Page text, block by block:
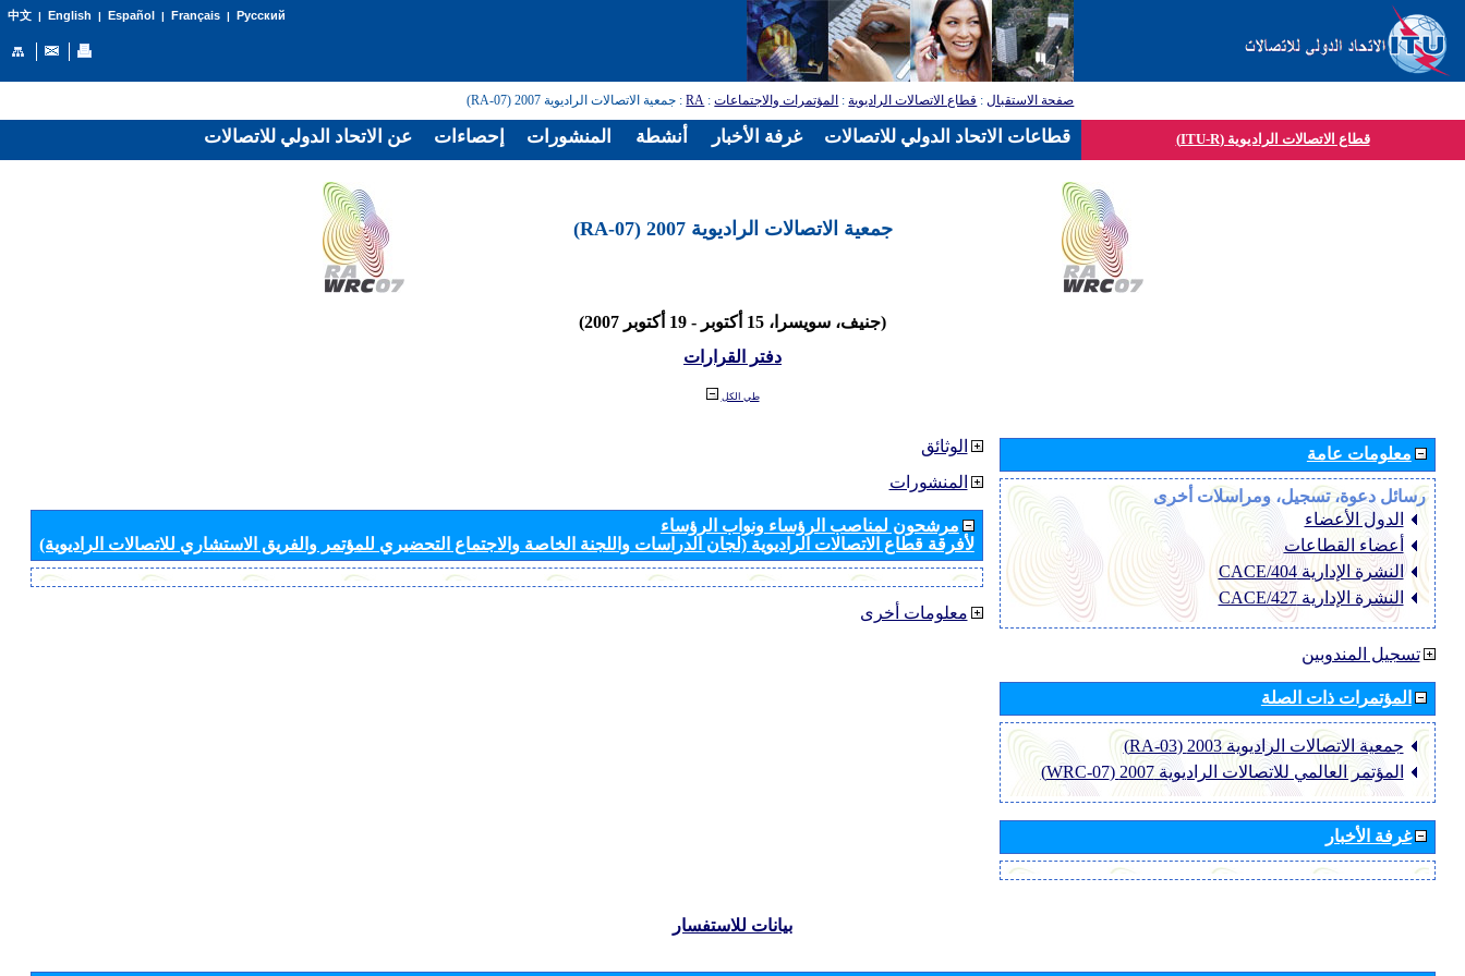
中文| English | Español | Français| Русский
صفحة الاستقبال: قطاع الاتصالات الراديوية: المؤتمرات والاجتماعات:
RA: جمعية الاتصالات الراديوية 2007 (RA-07)
قطاع الاتصالات الراديوية (ITU-R)
جمعية الاتصالات الراديوية 2007 (RA-07)
(جنيف، سويسرا، 15 أكتوبر - 19 أكتوبر 2007)
دفتر القرارات
طي الكل
الوثائق
المنشورات
مرشحون لمناصب الرؤساء ونواب الرؤساء
لأفرقة قطاع الاتصالات الراديوية (لجان الدراسات واللجنة الخاصة والاجتماع التحضيري للمؤتمر والفريق الاستشاري للاتصالات الراديوية)
معلومات أخرى
معلومات عامة
رسائل دعوة، تسجيل، ومراسلات أخرى
الدول الأعضاء
أعضاء القطاعات
النشرة الإدارية CACE/404
النشرة الإدارية CACE/427
تسجيل المندوبين
المؤتمرات ذات الصلة
جمعية الاتصالات الراديوية 2003 (RA-03)
المؤتمر العالمي للاتصالات الراديوية 2007 (WRC-07)
غرفة الأخبار
بيانات للاستفسار
عن الاتحاد الدولي للاتصالات إحصاءات المنشورات أنشطة غرفة الأخبار قطاعات الاتحاد الدولي للاتصالات